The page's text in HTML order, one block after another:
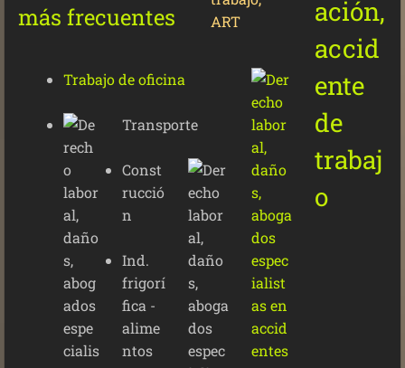
más frecuentes
Trabajo de oficina
Transporte
Const
rucció
n
Ind.
frigorí
fica -
alime
ntos